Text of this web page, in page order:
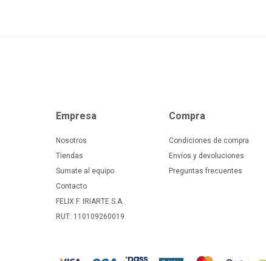
Empresa
Nosotros
Tiendas
Sumate al equipo
Contacto
FELIX F. IRIARTE S.A.
RUT: 110109260019
Compra
Condiciones de compra
Envíos y devoluciones
Preguntas frecuentes